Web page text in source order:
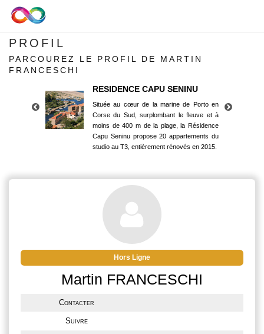
PROFIL
PARCOUREZ LE PROFIL DE MARTIN
FRANCESCHI
RESIDENCE CAPU SENINU
Située au cœur de la marine de Porto en
Corse du Sud, surplombant le fleuve et à
moins de 400 m de la plage, la Résidence
Capu Seninu propose 20 appartements du
studio au T3, entièrement rénovés en 2015.
Corse du Sud, surplombant le fleuve et à
moins de 400 m de la plage, la Résidence
Capu Seninu propose 20 appartements du
studio au T3, entièrement rénovés en 2015.
Hors Ligne
Martin FRANCESCHI
Contacter
Suivre